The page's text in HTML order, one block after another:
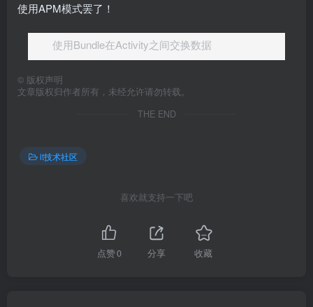
使用APM模式罢了！
使用Bundle在Activity之间交换数据
© 版权声明
文章版权归作者所有，未经允许请勿转载。
THE END
it技术社区
喜欢就支持一下吧
点赞0 分享 收藏